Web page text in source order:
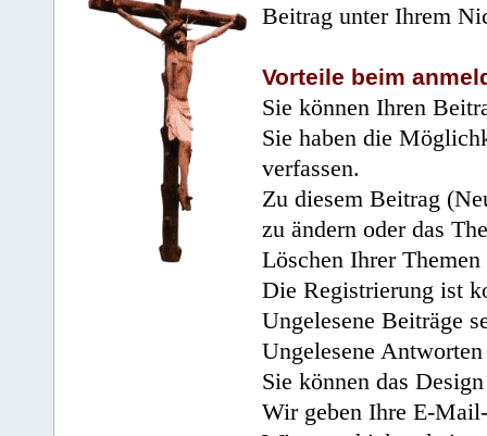
Beitrag unter Ihrem
Vorteile beim
Sie können Ihren
Sie haben die
verfassen.
Zu diesem Beitrag
zu ändern oder das
Löschen Ihrer
Die Registrierung ist
Ungelesene Beiträge
Ungelesene
Sie können das
Wir geben Ihre E-